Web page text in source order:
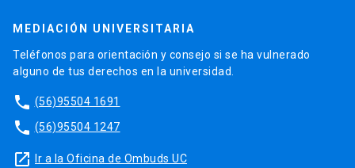
MEDIACIÓN UNIVERSITARIA
Teléfonos para orientación y consejo si se ha vulnerado
alguno de tus derechos en la universidad.
phone (56)95504 1691
phone (56)95504 1247
launch Ir a la Oficina de Ombuds UC